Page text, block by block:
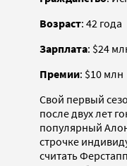
Возраст: 42 года
Зарплата: $24
Премии: $10 млн
Свой первый
после двух лет
популярный
строчке
считать